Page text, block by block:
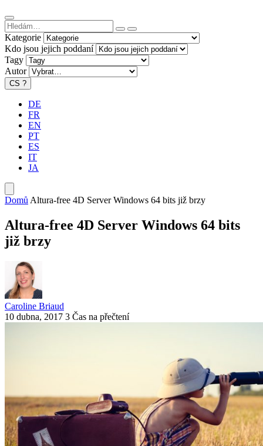
Kategorie
Kdo jsou jejich poddaní
Tagy
Autor
CS ?
DE
FR
EN
PT
ES
IT
JA
Domů Altura-free 4D Server Windows 64 bits již brzy
Altura-free 4D Server Windows 64 bits
již brzy
Caroline Briaud
10 dubna, 2017 3 Čas na přečtení